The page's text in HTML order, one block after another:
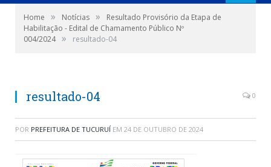
Home » Notícias »
Resultado Provisório da Etapa de
Habilitação - Edital de Chamamento Público Nº
004/2024 » resultado-04
resultado-04 0
POR PREFEITURA DE TUCURUÍ EM 24 DE OUTUBRO DE 2024